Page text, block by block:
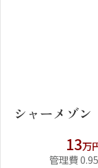
シャーメゾ
13万
管理費